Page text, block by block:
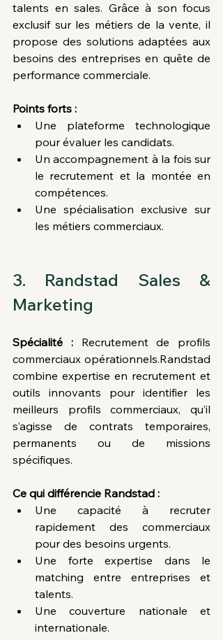
talents en sales. Grâce à son focus
exclusif sur les métiers de la vente, il
propose des solutions adaptées aux
besoins des entreprises en quête de
performance commerciale.
Points forts :
Une plateforme technologique
pour évaluer les candidats.
Un accompagnement à la fois sur
le recrutement et la montée en
compétences.
Une spécialisation exclusive sur
les métiers commerciaux.
3. Randstad Sales &
Marketing
Spécialité : Recrutement de profils
commerciaux opérationnels.Randstad
combine expertise en recrutement et
outils innovants pour identifier les
meilleurs profils commerciaux, qu’il
s’agisse de contrats temporaires,
permanents ou de missions
spécifiques.
Ce qui différencie Randstad :
Une capacité à recruter
rapidement des commerciaux
pour des besoins urgents.
Une forte expertise dans le
matching entre entreprises et
talents.
Une couverture nationale et
internationale.